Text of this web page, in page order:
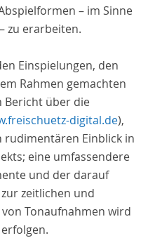
– im Sinne
zu erarbeiten.
Einspielungen, den
Rahmen gemachten
Bericht über die
digital.de),
rudimentären Einblick in
eine umfassendere
und der darauf
zeitlichen und
Tonaufnahmen wird